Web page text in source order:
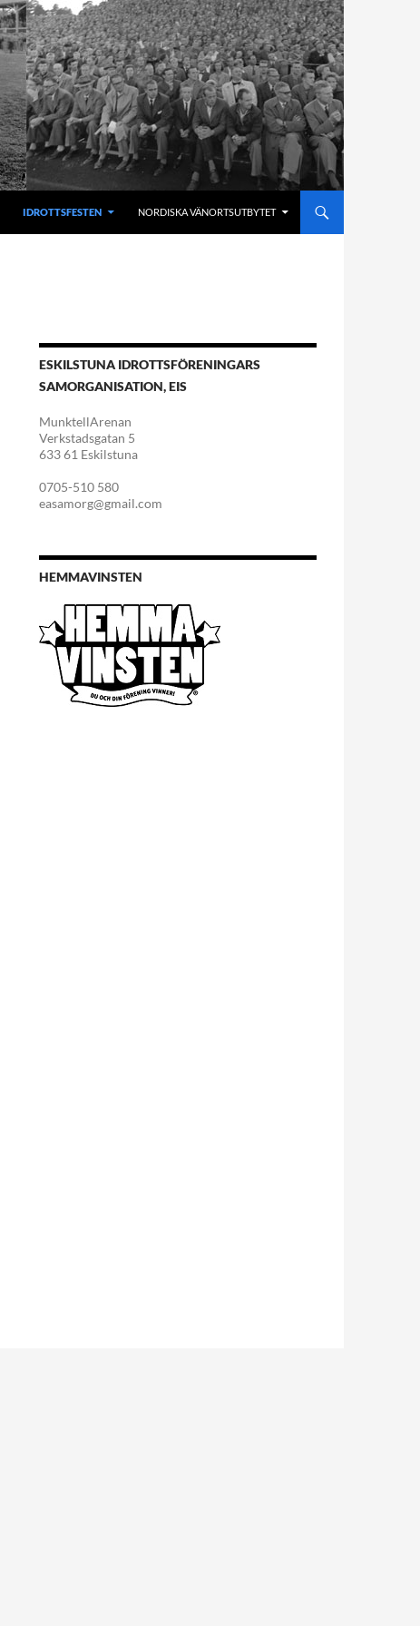
IDROTTSFESTEN NORDISKA VÄNORTSUTBYTET
ESKILSTUNA IDROTTSFÖRENINGARS
SAMORGANISATION, EIS
MunktellArenan
Verkstadsgatan 5
633 61 Eskilstuna
0705-510 580
easamorg@gmail.com
HEMMAVINSTEN